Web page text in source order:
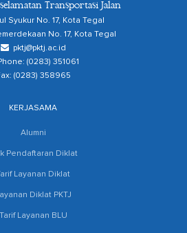
Transportasi Jalan
Syukur No. 17, Kota Tegal
No. 17, Kota Tegal
pktj@pktj.ac.id
(0283) 351061
(0283) 358965
KERJASAMA
Alumni
Pendaftaran Diklat
Layanan Diklat
Diklat PKTJ
Tarif Layanan BLU